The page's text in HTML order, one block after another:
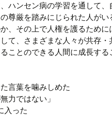
ハンセン病の学習を通して、
尊厳を踏みにじられた人がい
、その上で人権を護るために
て、さまざまな人々が共存・
ことのできる人間に成長する
言葉を噛みしめた
力ではない」
入った